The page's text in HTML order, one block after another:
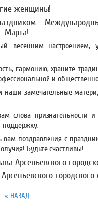
женщины!
–
Марта!
весенним настроением,
гармонию, храните
и
замечательные
слова признательности и
поддержку.
вам поздравления с
Будьте счастливы!
Арсеньевского
« НАЗАД